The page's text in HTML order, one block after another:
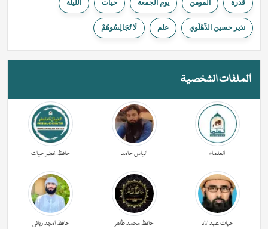
قدرة المومن يوم الجمعة حیات الليلة
نذير حسين الدِّهْلَوي علم لَا تُجَالِسُوهُمْ
الملفات الشخصية
العلماء الیاس حامد حافظ خضر حیات
حیات عبد اللہ حافظ محمد طاھر حافظ امجد ربانی